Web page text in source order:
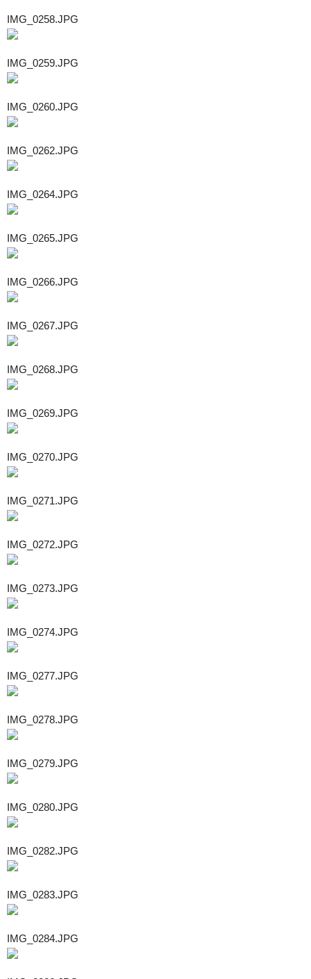
IMG_0258.JPG
IMG_0259.JPG
IMG_0260.JPG
IMG_0262.JPG
IMG_0264.JPG
IMG_0265.JPG
IMG_0266.JPG
IMG_0267.JPG
IMG_0268.JPG
IMG_0269.JPG
IMG_0270.JPG
IMG_0271.JPG
IMG_0272.JPG
IMG_0273.JPG
IMG_0274.JPG
IMG_0277.JPG
IMG_0278.JPG
IMG_0279.JPG
IMG_0280.JPG
IMG_0282.JPG
IMG_0283.JPG
IMG_0284.JPG